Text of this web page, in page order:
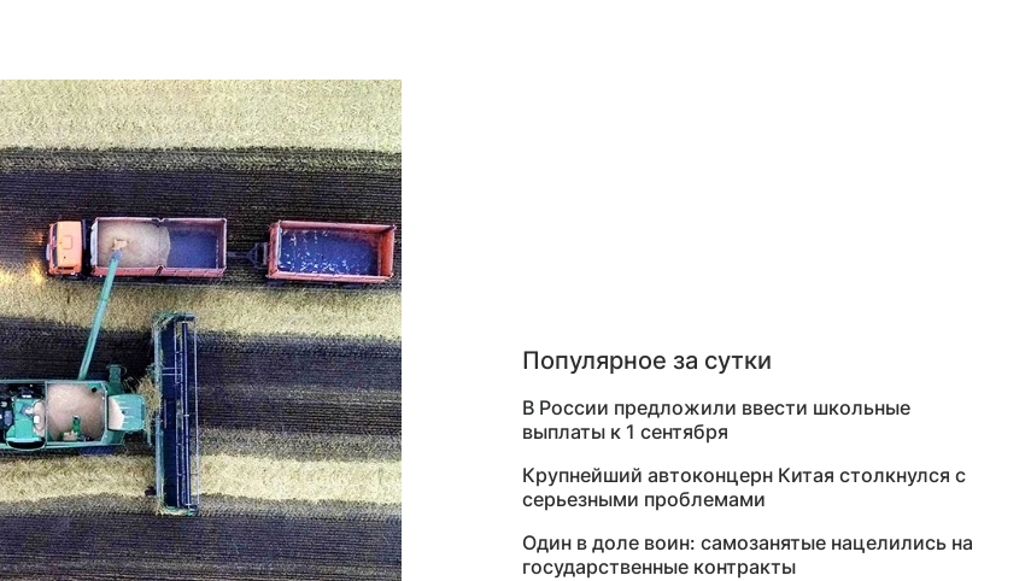
Популярное за сутки
В России предложили ввести школьные
выплаты к 1 сентября
Крупнейший автоконцерн Китая столкнулся с
серьезными проблемами
Один в доле воин: самозанятые нацелились на
государственные контракты